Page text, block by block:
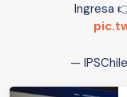
Ingresa
—